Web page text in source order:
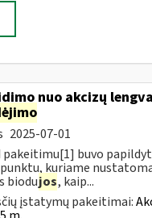
nuo akcizų
2025-07-01
buvo
kuriame
biodujos, kaip...
įstatymų pakeitimai: